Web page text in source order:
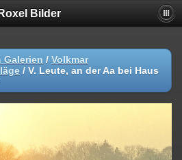
Roxel Bilder
Galerien / Volkmar
/ V. Leute, an der Aa bei Haus